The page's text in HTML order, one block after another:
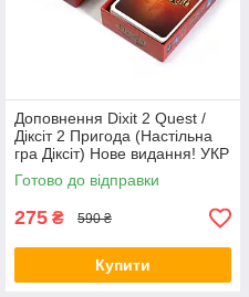
Доповнення Dixit 2 Quest /
Діксіт 2 Пригода (Настільна
гра Діксіт) Нове видання! УКР
Готово до відправки
275 ₴ 590 ₴
Купити